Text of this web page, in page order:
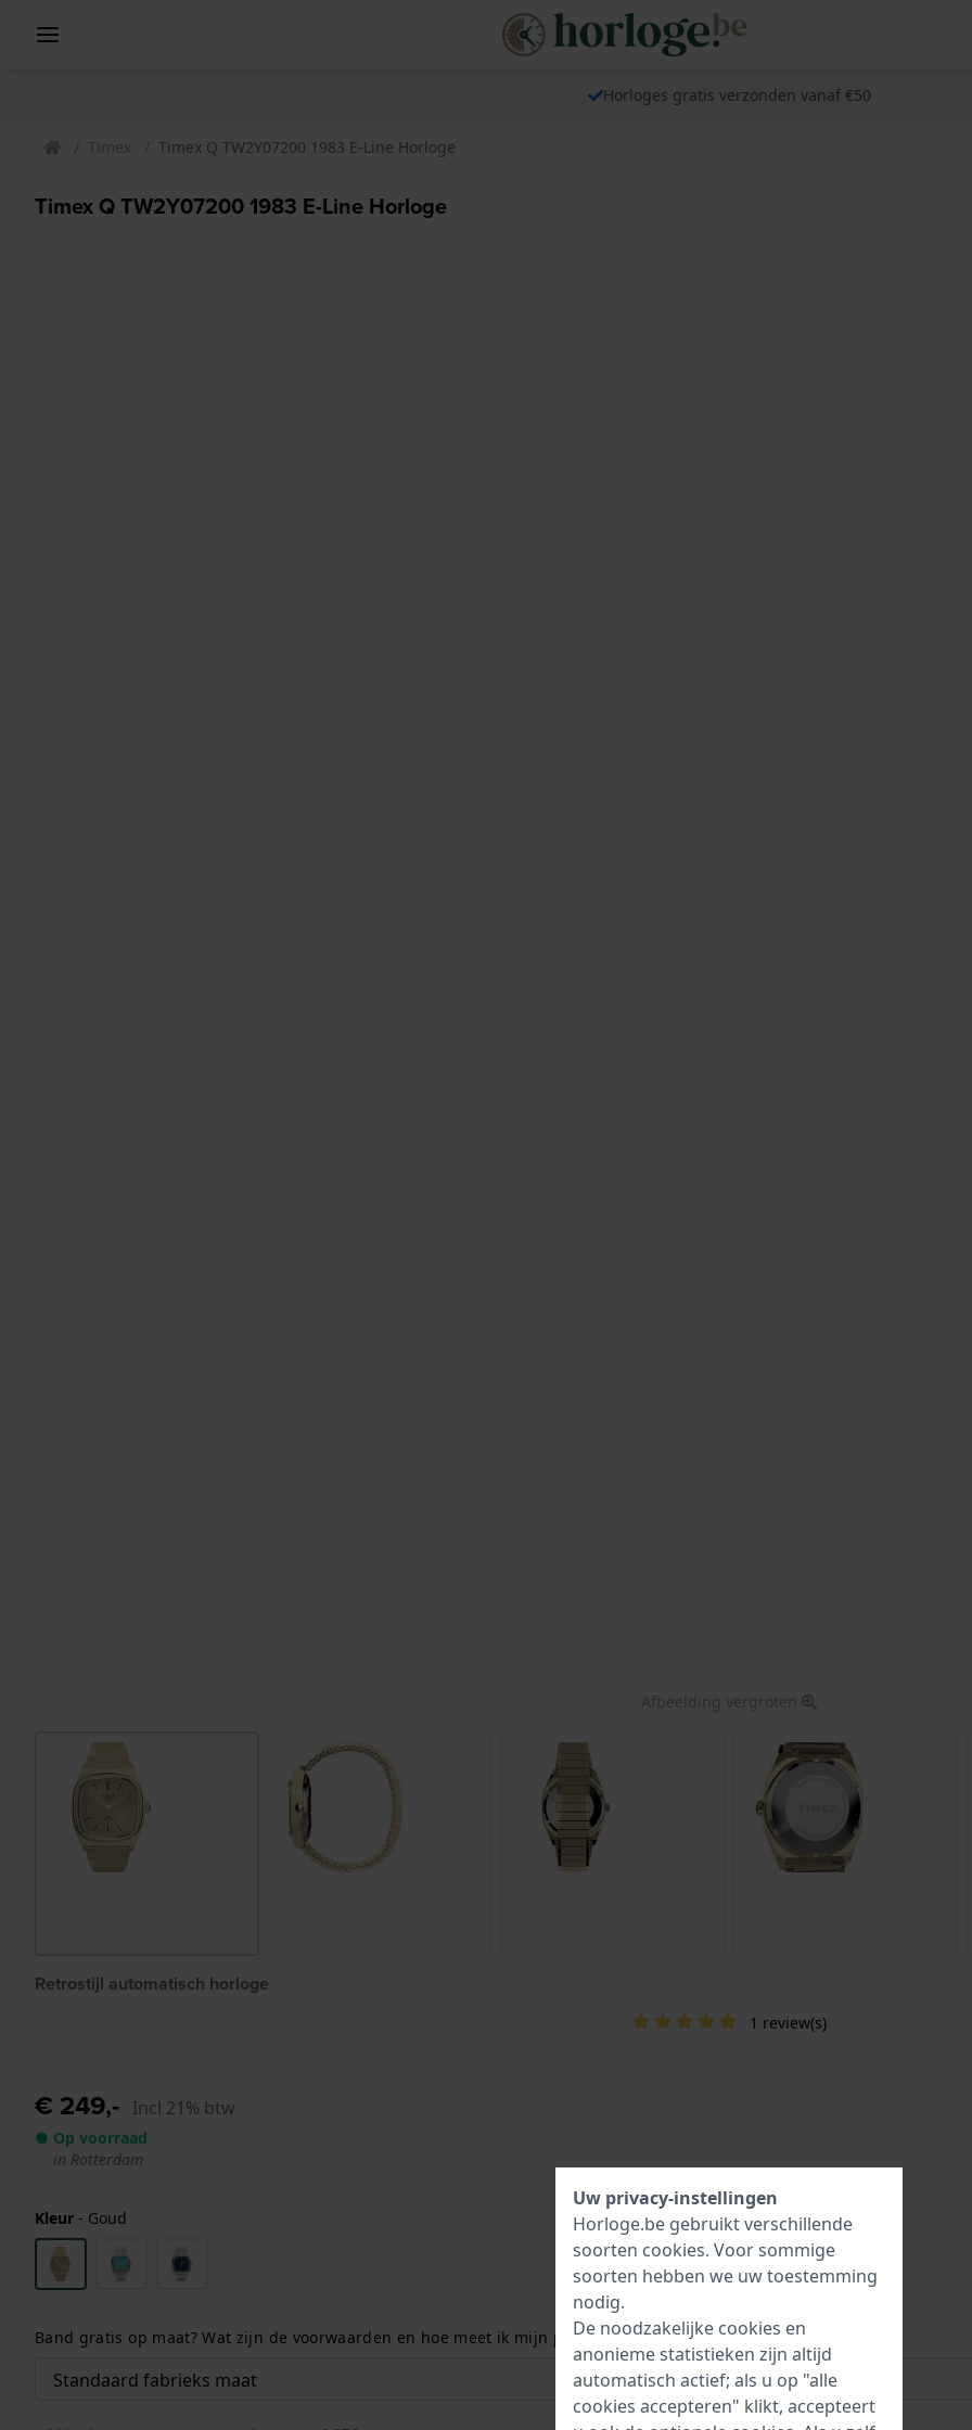
Horloges gratis verzonden vanaf €50
Timex Timex Q TW2Y07200 1983 E-Line Horloge
Timex Q TW2Y07200 1983 E-Line Horloge
Afbeelding vergroten
Retrostijl automatisch horloge
1 review(s)
€ 249,- Incl 21% btw
● Op voorraad
in Rotterdam
Kleur - Goud
Band gratis op maat? Wat zijn de voorwaarden en hoe meet ik mijn polsmaat? Lees meer:
Uw privacy-instellingen
Horloge.be gebruikt verschillende
soorten cookies. Voor sommige
soorten hebben we uw toestemming
nodig.
De noodzakelijke cookies en
anonieme statistieken zijn altijd
automatisch actief; als u op "alle
cookies accepteren" klikt, accepteert